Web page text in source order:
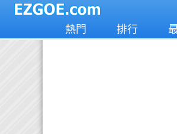
熱門 排行